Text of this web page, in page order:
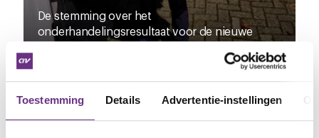
Toestemming Details Advertentie-instellingen
De stemming over het
onderhandelingsresultaat voor de nieuwe
cao...